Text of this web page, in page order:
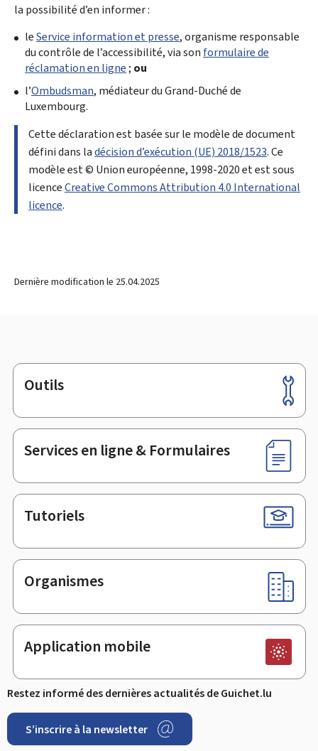
la possibilité d’en informer :
leService information et presse, organisme responsable
du contrôle de l’accessibilité, via son formulaire de
réclamation en ligne; ou
l’Ombudsman, médiateur du Grand-Duché de
Luxembourg.
Cette déclaration est basée sur le modèle de document
défini dans ladécision d’exécution (UE) 2018/1523. Ce
modèle est © Union européenne, 1998-2020 et est sous
licenceCreative Commons Attribution 4.0 International
licence.
Dernière modification le 25.04.2025
Pied
de
page
Outils
Services en ligne & Formulaires
Tutoriels
Organismes
Application mobile
Restez informé des dernières actualités de Guichet.lu
S’inscrire à la newsletter